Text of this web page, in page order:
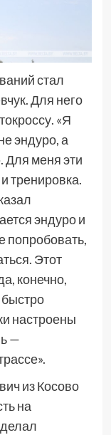
стал
Для него
«Я
эндуро, а
Для меня эти
тренировка.
эндуро и
попробовать,
Этот
конечно,
настроены
—
из Косово
на